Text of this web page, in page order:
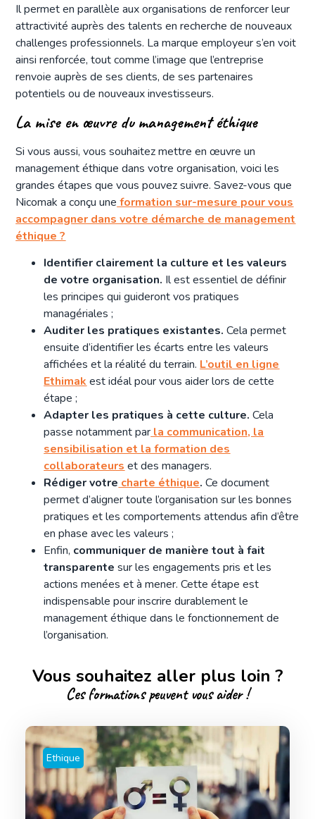
Il permet en parallèle aux organisations de renforcer leur
attractivité auprès des talents en recherche de nouveaux
challenges professionnels. La marque employeur s’en voit
ainsi renforcée, tout comme l’image que l’entreprise
renvoie auprès de ses clients, de ses partenaires
potentiels ou de nouveaux investisseurs.
La mise en œuvre du management éthique
Si vous aussi, vous souhaitez mettre en œuvre un
management éthique dans votre organisation, voici les
grandes étapes que vous pouvez suivre. Savez-vous que
Nicomak a conçu une formation sur-mesure pour vous
accompagner dans votre démarche de management
éthique ?
Identifier clairement la culture et les valeurs
de votre organisation. Il est essentiel de définir
les principes qui guideront vos pratiques
managériales ;
Auditer les pratiques existantes.Cela permet
ensuite d’identifier les écarts entre les valeurs
affichées et la réalité du terrain. L’outil en ligne
Ethimak est idéal pour vous aider lors de cette
étape ;
Adapter les pratiques à cette culture. Cela
passe notamment par la communication, la
sensibilisation et la formation des
collaborateurs et des managers.
Rédiger votre charte éthique. Ce document
permet d’aligner toute l’organisation sur les bonnes
pratiques et les comportements attendus afin d’être
en phase avec les valeurs ;
Enfin, communiquer de manière tout à fait
transparente sur les engagements pris et les
actions menées et à mener. Cette étape est
indispensable pour inscrire durablement le
management éthique dans le fonctionnement de
l’organisation.
Vous souhaitez aller plus loin ?
Ces formations peuvent vous aider !
Ethique